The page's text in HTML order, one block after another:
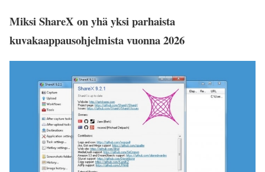
Miksi ShareX on yhä yksi parhaista
kuvakaappausohjelmista vuonna 2026